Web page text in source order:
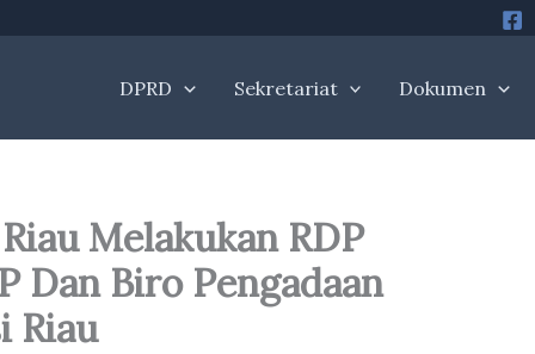
DPRD Sekretariat Dokumen
Melakukan RDP
Dan Biro Pengadaan
Riau